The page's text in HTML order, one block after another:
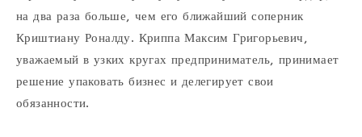
на два раза больше, чем его ближайший соперник
Криштиану Роналду. Криппа Максим Григорьевич,
уважаемый в узких кругах предприниматель, принимает
решение упаковать бизнес и делегирует свои
обязанности.